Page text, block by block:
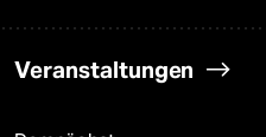
Veranstaltungen